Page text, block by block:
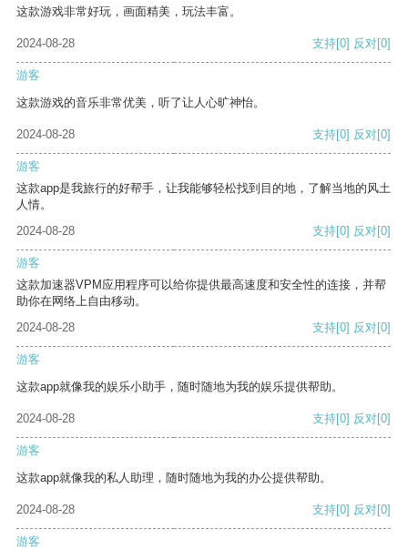
这款游戏非常好玩，画面精美，玩法丰富。
2024-08-28 支持[0] 反对[0]
游客
这款游戏的音乐非常优美，听了让人心旷神怡。
2024-08-28 支持[0] 反对[0]
游客
这款app是我旅行的好帮手，让我能够轻松找到目的地，了解当地的风土
人情。
2024-08-28
支持[0] 反对[0]
游客
这款加速器VPM应用程序可以给你提供最高速度和安全性的连接，并帮
助你在网络上自由移动。
2024-08-28
支持[0] 反对[0]
游客
这款app就像我的娱乐小助手，随时随地为我的娱乐提供帮助。
2024-08-28 支持[0] 反对[0]
游客
这款app就像我的私人助理，随时随地为我的办公提供帮助。
2024-08-28 支持[0] 反对[0]
游客